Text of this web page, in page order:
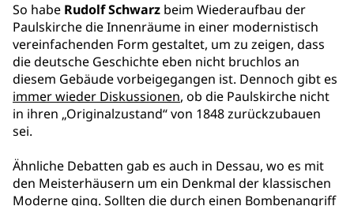
So habe Rudolf Schwarz beim Wiederaufbau der
Paulskirche die Innenräume in einer modernistisch
vereinfachenden Form gestaltet, um zu zeigen, dass
die deutsche Geschichte eben nicht bruchlos an
diesem Gebäude vorbeigegangen ist. Dennoch gibt es
immer wieder Diskussionen, ob die Paulskirche nicht
in ihren „Originalzustand“ von 1848 zurückzubauen
sei.
Ähnliche Debatten gab es auch in Dessau, wo es mit
den Meisterhäusern um ein Denkmal der klassischen
Moderne ging. Sollten die durch einen Bombenangriff